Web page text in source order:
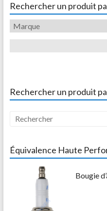
Rechercher un produit
Rechercher un produit
Équivalence Haute
Bougie